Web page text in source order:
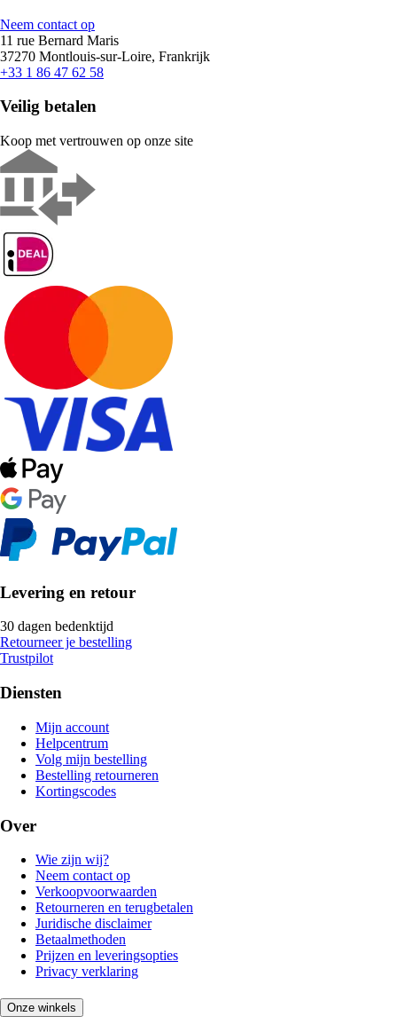
Neem contact op
11 rue Bernard Maris
37270 Montlouis-sur-Loire, Frankrijk
+33 1 86 47 62 58
Veilig betalen
Koop met vertrouwen op onze site
Levering en retour
30 dagen bedenktijd
Retourneer je bestelling
Trustpilot
Diensten
Mijn account
Helpcentrum
Volg mijn bestelling
Bestelling retourneren
Kortingscodes
Over
Wie zijn wij?
Neem contact op
Verkoopvoorwaarden
Retourneren en terugbetalen
Juridische disclaimer
Betaalmethoden
Prijzen en leveringsopties
Privacy verklaring
Onze winkels